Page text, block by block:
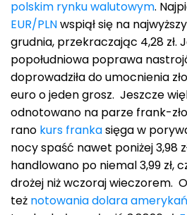
polskim rynku walutowym.
EUR/PLNwspiął się na
grudnia, przekraczając 4,28 zł.
popołudniowa poprawa
doprowadziła do umocnienia
euro o jeden grosz. Jeszcze
odnotowano na parze frank-
rano kurs frankasięga w
nocy spaść nawet poniżej 3,98
handlowano po niemal 3,99 zł,
drożej niż wczoraj wieczorem.
też notowania dolara